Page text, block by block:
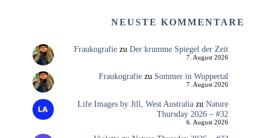
NEUSTE KOMMENTARE
Fraukografiezu Der krumme Spiegel der Zeit
7. August 2026
Fraukografiezu Sommer in Wuppertal
7. August 2026
Life Images by Jill, West Australiazu Nature
Thursday 2026 – #32
6. August 2026